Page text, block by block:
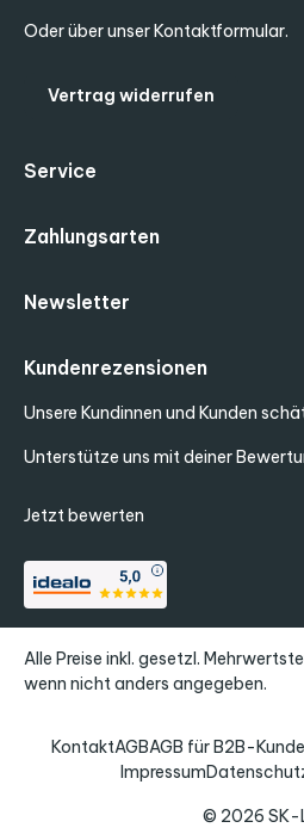
Oder über unserKontaktformular.
Vertrag widerrufen
Service
Zahlungsarten
Kundenrezensionen
Unsere Kundinnen und Kunden
Unterstütze uns mit deiner
Jetzt bewerten
Newsletter
Alle Preise inkl. gesetzl.
wenn nicht anders angegeben.
© 2026 SK-
KontaktAGBAGB für B2B-
Impressum